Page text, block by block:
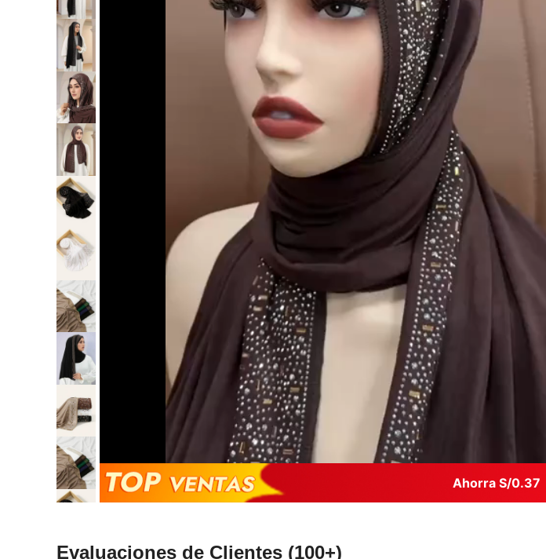
Ahorra S/0.37
Evaluaciones de Clientes (100+)